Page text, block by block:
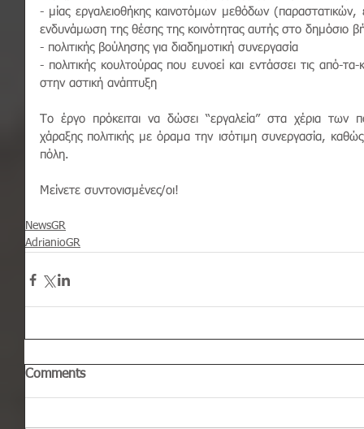
- μίας εργαλειοθήκης καινοτόμων μεθόδων (παραστατικών,
ενδυνάμωση της θέσης της κοινότητας αυτής στο δημόσιο
- πολιτικής βούλησης για διαδημοτική συνεργασία
- πολιτικής κουλτούρας που ευνοεί και εντάσσει τις από-
στην αστική ανάπτυξη
Το έργο πρόκειται να δώσει “εργαλεία” στα χέρια
χάραξης πολιτικής με όραμα την ισότιμη συνεργασία,
πόλη.
Μείνετε συντονισμένες/οι!
NewsGR
AdrianioGR
Comments